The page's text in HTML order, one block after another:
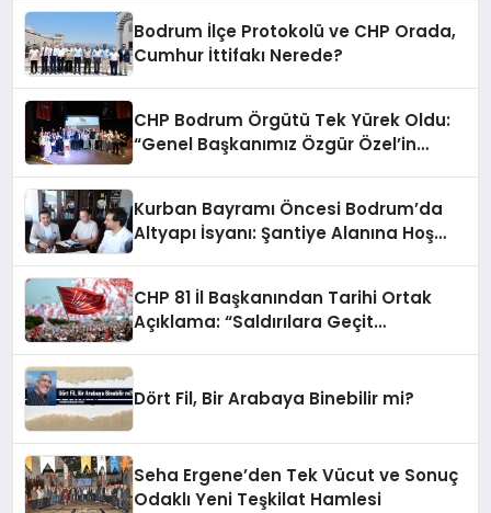
Bodrum İlçe Protokolü ve CHP Orada,
Cumhur İttifakı Nerede?
CHP Bodrum Örgütü Tek Yürek Oldu:
“Genel Başkanımız Özgür Özel’in
Kurban Bayramı Öncesi Bodrum’da
Altyapı İsyanı: Şantiye Alanına Hoş
CHP 81 İl Başkanından Tarihi Ortak
Açıklama: “Saldırılara Geçit
Dört Fil, Bir Arabaya Binebilir mi?
Seha Ergene’den Tek Vücut ve Sonuç
Odaklı Yeni Teşkilat Hamlesi